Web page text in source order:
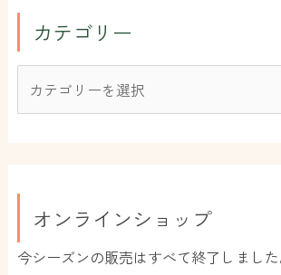
カテゴリー
オンラインショップ
今シーズンの販売はすべて終了しました